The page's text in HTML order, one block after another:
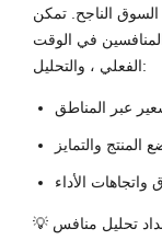
السوق الناجح. تمكن
في الوقت
الفعلي ، والتحليل:
💡 تحليل منافس